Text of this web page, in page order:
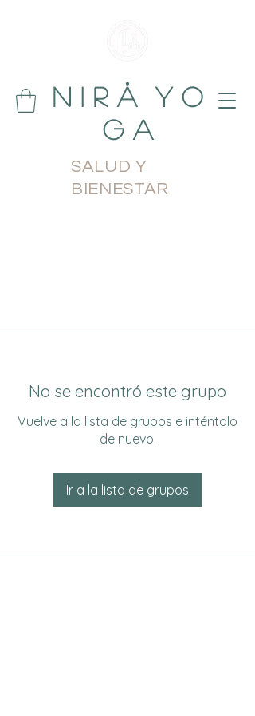
N i r å Y o
g a
SALUD Y
BIENESTAR
No se encontró este grupo
Vuelve a la lista de grupos e inténtalo
de nuevo.
Ir a la lista de grupos